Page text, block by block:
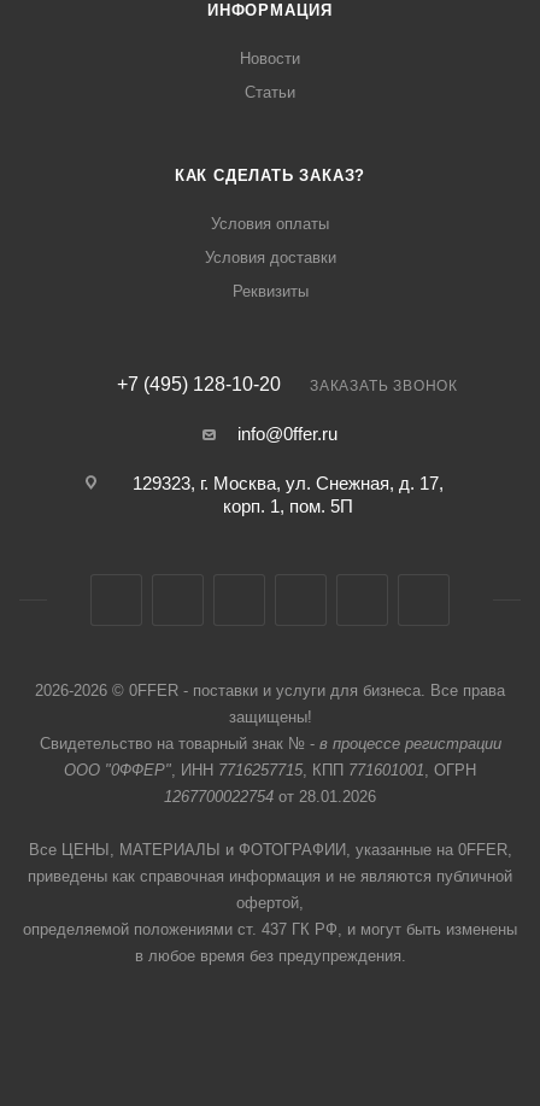
ИНФОРМАЦИЯ
Новости
Статьи
КАК СДЕЛАТЬ ЗАКАЗ?
Условия оплаты
Условия доставки
Реквизиты
+7 (495) 128-10-20 ЗАКАЗАТЬ ЗВОНОК
info@0ffer.ru
129323, г. Москва, ул. Снежная, д. 17,
корп. 1, пом. 5П
2026-2026 © 0FFER - поставки и услуги для бизнеса. Все права
защищены!
Свидетельство на товарный знак № - в процессе регистрации
ООО "0ФФЕР", ИНН 7716257715, КПП 771601001, ОГРН
1267700022754 от 28.01.2026
Все ЦЕНЫ, МАТЕРИАЛЫ и ФОТОГРАФИИ, указанные на 0FFER,
приведены как справочная информация и не являются публичной
офертой,
определяемой положениями ст. 437 ГК РФ, и могут быть изменены
в любое время без предупреждения.